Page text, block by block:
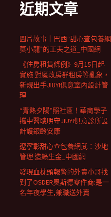
近期文章
圖片故事｜巴西“甜心查包養網
莫小龍”的工夫之道_中國網
《住房租賃條例》9月15日起
實施 對魔改房群租房等亂象，
新規出手JIUYI俱意室內設計管
理
“青熱夕陽”照社區！華商學子
攜中醫聰明守JIUYI俱意診所設
計護銀齡安康
遼寧彰甜心查包養網武：沙地
管理 造綠生金_中國網
發現血枕頭報警的外賣小哥找
到了OSDER奧斯德零件商:是一
名年夜學生,兼職送外賣